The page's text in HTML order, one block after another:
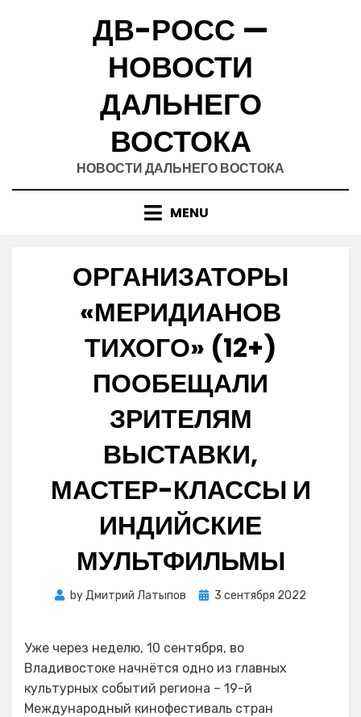
ДВ-РОСС —
НОВОСТИ
ДАЛЬНЕГО
ВОСТОКА
НОВОСТИ ДАЛЬНЕГО ВОСТОКА
MENU
ОРГАНИЗАТОРЫ
«МЕРИДИАНОВ
ТИХОГО» (12+)
ПООБЕЩАЛИ
ЗРИТЕЛЯМ
ВЫСТАВКИ,
МАСТЕР-КЛАССЫ И
ИНДИЙСКИЕ
МУЛЬТФИЛЬМЫ
byДмитрий Латыпов
Posted
3 сентября 2022
Уже через неделю, 10 сентября, во
Владивостоке начнётся одно из главных
культурных событий региона – 19-й
Международный кинофестиваль стран